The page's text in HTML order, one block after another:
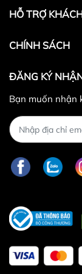
Lưu ý:
Không
phẩm đổi.
Sản
Hư hỏng
HỖ TRỢ
CHÍNH SÁCH
ĐĂNG KÝ
Bạn muốn nhận